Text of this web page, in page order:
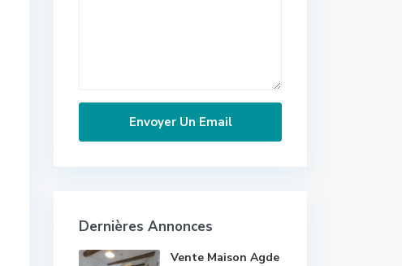
Dernières Annonces
Vente Maison Agde